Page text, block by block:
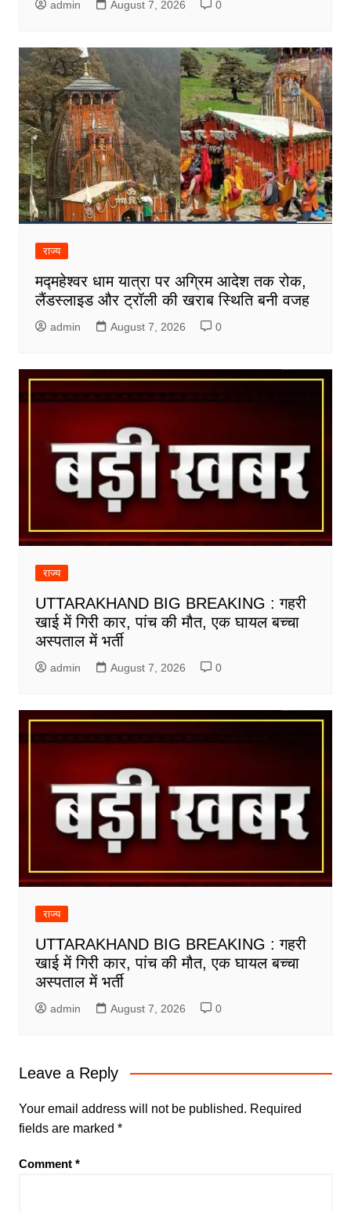
admin August 7, 2026 0
राज्य
मद्महेश्वर धाम यात्रा पर अग्रिम आदेश तक रोक,
लैंडस्लाइड और ट्रॉली की खराब स्थिति बनी वजह
admin August 7, 2026 0
राज्य
UTTARAKHAND BIG BREAKING : गहरी
खाई में गिरी कार, पांच की मौत, एक घायल बच्चा
अस्पताल में भर्ती
admin August 7, 2026 0
राज्य
UTTARAKHAND BIG BREAKING : गहरी
खाई में गिरी कार, पांच की मौत, एक घायल बच्चा
अस्पताल में भर्ती
admin August 7, 2026 0
Leave a Reply
Your email address will not be published. Required
fields are marked *
Comment *